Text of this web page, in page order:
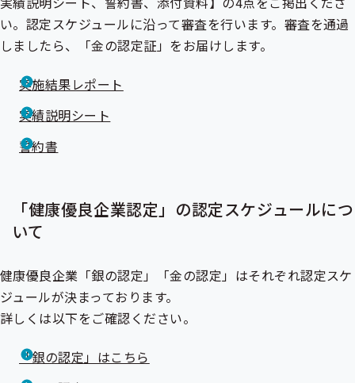
い。認定スケジュールに沿って審査を行います。審査を通過
しましたら、「金の認定証」をお届けします。
実施結果レポート
実績説明シート
誓約書
「健康優良企業認定」の認定スケジュールにつ
いて
健康優良企業「銀の認定」「金の認定」はそれぞれ認定スケ
ジュールが決まっております。
詳しくは以下をご確認ください。
「銀の認定」はこちら